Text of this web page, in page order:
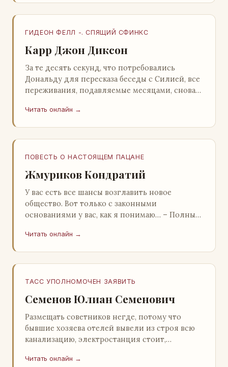
ГИДЕОН ФЕЛЛ -. СПЯЩИЙ СФИНКС
Карр Джон Диксон
За те десять секунд, что потребовались
Дональду для пересказа беседы с Силией, все
переживания, подавляемые месяцами, снова
среди…
Читать онлайн →
ПОВЕСТЬ О НАСТОЯЩЕМ ПАЦАНЕ
Жмуриков Кондратий
У вас есть все шансы возглавить новое
общество. Вот только с законными
основаниями у вас, как я понимаю… – Полный
Натанович. – Что ж, …
Читать онлайн →
ТАСС УПОЛНОМОЧЕН ЗАЯВИТЬ
Семенов Юлиан Семенович
Размещать советников негде, потому что
бывшие хозяева отелей вывели из строя всю
канализацию, электростанция стоит,
А. Алешин». …
Читать онлайн →